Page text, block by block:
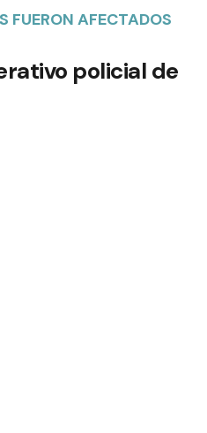
FUERON AFECTADOS
policial de